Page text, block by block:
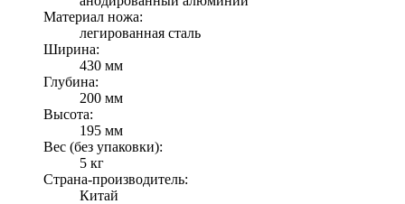
Материал ножа:
легированная сталь
Ширина:
430 мм
Глубина:
200 мм
Высота:
195 мм
Вес (без упаковки):
5 кг
Страна-производитель:
Китай